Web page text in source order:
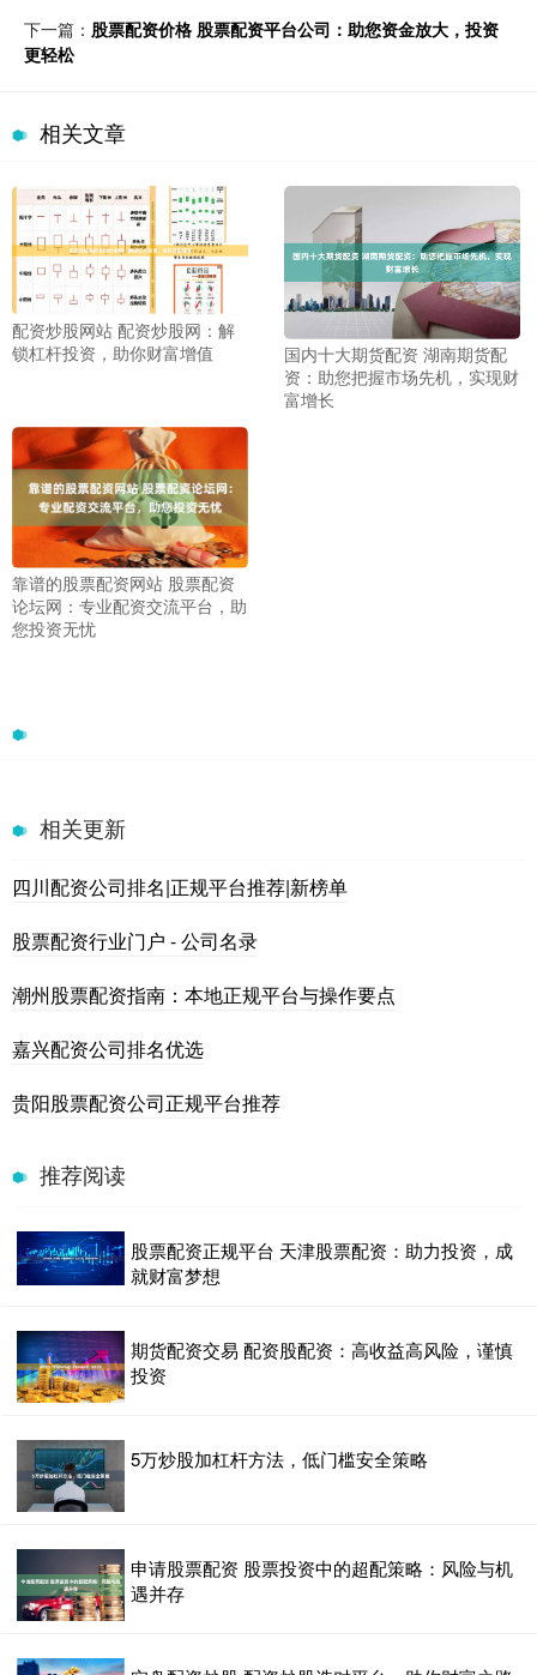
下一篇： 股票配资价格 股票配资平台公司：助您资金放大，投资
更轻松
相关文章
配资炒股网站 配资炒股网：解
锁杠杆投资，助你财富增值
国内十大期货配资 湖南期货配
资：助您把握市场先机，实现财
富增长
靠谱的股票配资网站 股票配资
论坛网：专业配资交流平台，助
您投资无忧
相关更新
四川配资公司排名|正规平台推荐|新榜单
股票配资行业门户 - 公司名录
潮州股票配资指南：本地正规平台与操作要点
嘉兴配资公司排名优选
贵阳股票配资公司正规平台推荐
推荐阅读
股票配资正规平台 天津股票配资：助力投资，成
就财富梦想
期货配资交易 配资股配资：高收益高风险，谨慎
投资
5万炒股加杠杆方法，低门槛安全策略
申请股票配资 股票投资中的超配策略：风险与机
遇并存